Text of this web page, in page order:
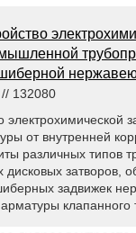
// 132080
электрохимической
от внутренней
различных типов
затворов,
задвижек
клапанного